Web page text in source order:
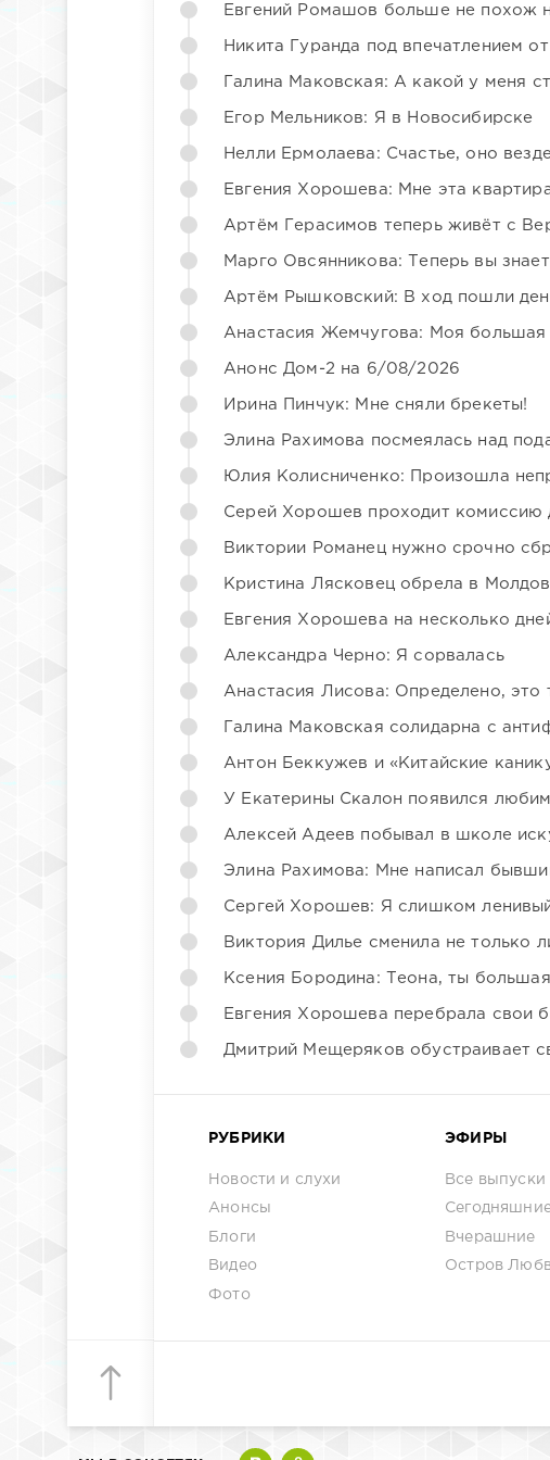
Евгений Ромашов больше не похож
Никита Гуранда под впечатлением
Галина Маковская: А какой у меня
Егор Мельников: Я в Новосибирске
Нелли Ермолаева: Счастье, оно везде
Евгения Хорошева: Мне эта
Артём Герасимов теперь живёт с
Марго Овсянникова: Теперь вы
Артём Рышковский: В ход пошли
Анастасия Жемчугова: Моя
Анонс Дом-2 на 6/08/2026
Ирина Пинчук: Мне сняли брекеты!
Элина Рахимова посмеялась над
Юлия Колисниченко: Произошла
Серей Хорошев проходит комиссию
Виктории Романец нужно срочно
Кристина Лясковец обрела в
Евгения Хорошева на несколько
Александра Черно: Я сорвалась
Анастасия Лисова: Определено, это
Галина Маковская солидарна с
Антон Беккужев и «Китайские
У Екатерины Скалон появился
Алексей Адеев побывал в школе
Элина Рахимова: Мне написал
Сергей Хорошев: Я слишком
Виктория Дилье сменила не только
Ксения Бородина: Теона, ты
Евгения Хорошева перебрала свои
Дмитрий Мещеряков обустраивает
РУБРИКИ
Новости и слухи
Анонсы
Блоги
Видео
Фото
ЭФИРЫ
Все выпуски
Вчерашние
Остров